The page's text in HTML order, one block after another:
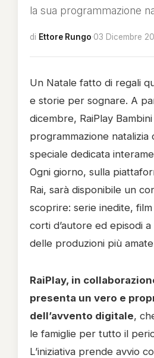
la sua programmazione
di Ettore Rungo·03 Dicembre
Un Natale fatto di regali
e storie per sognare. A
dicembre, RaiPlay
programmazione natalizia
speciale dedicata
Ogni giorno, sulla
Rai, sarà disponibile un
scoprire: serie inedite,
corti d’autore ed episodi
delle produzioni più
RaiPlay, in
presenta un vero e
dell’avvento digitale,
le famiglie per tutto il
L’iniziativa prende avvio